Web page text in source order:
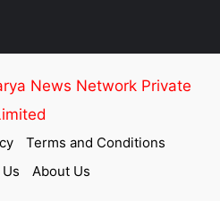
News Network Private
Terms and Conditions
About Us